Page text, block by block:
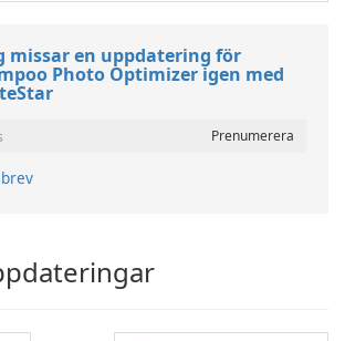
missar en uppdatering för
Photo Optimizer igen med